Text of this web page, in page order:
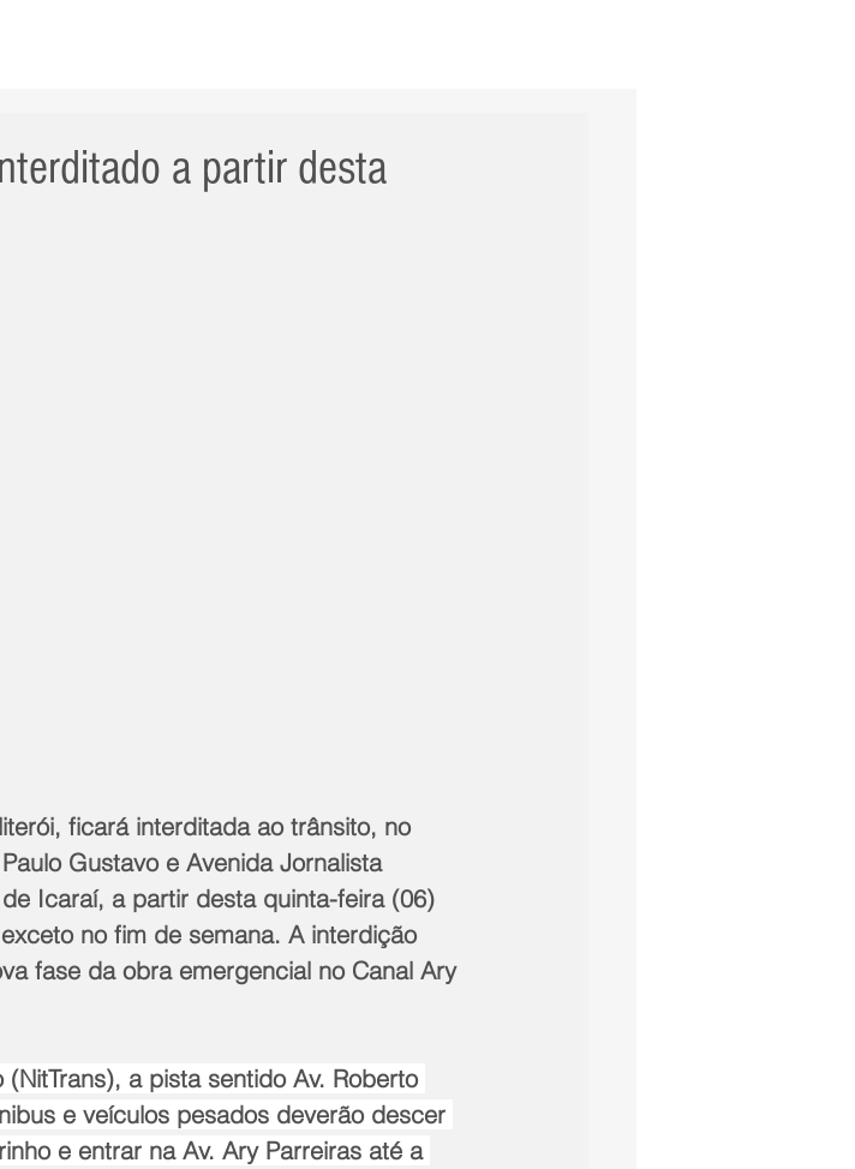
a partir desta
ficará interditada ao trânsito, no
Gustavo e Avenida Jornalista
Icaraí, a partir desta quinta-feira (06)
no fim de semana. A interdição
fase da obra emergencial no Canal Ary
a pista sentido Av. Roberto
e veículos pesados deverão descer
e entrar na Av. Ary Parreiras até a